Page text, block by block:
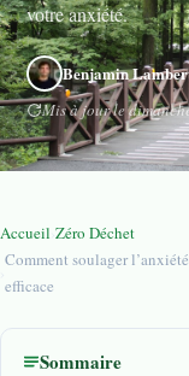
votre anxiété.
Benjamin
Mis à jour le
Accueil Zéro Déchet
Comment soulager
efficace
Sommaire